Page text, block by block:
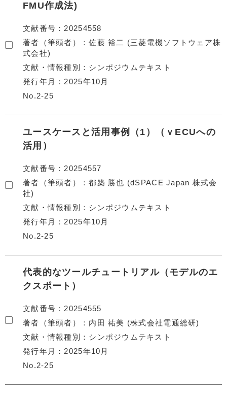
FMU作成法)
文献番号
20254558
著者（筆頭者）
佐藤 裕二 (三菱電機ソフトウェア株
式会社)
文献・情報種別
シンポジウムテキスト
発行年月
2025年10月
No.2-25
ユースケースと活用事例（1）（ｖECUへの
活用）
文献番号
20254557
著者（筆頭者）
都築 勝也 (dSPACE Japan 株式会
社)
文献・情報種別
シンポジウムテキスト
発行年月
2025年10月
No.2-25
代表的なツールチュートリアル（モデルのエ
クスポート）
文献番号
20254555
著者（筆頭者）
内田 祐美 (株式会社電通総研)
文献・情報種別
シンポジウムテキスト
発行年月
2025年10月
No.2-25